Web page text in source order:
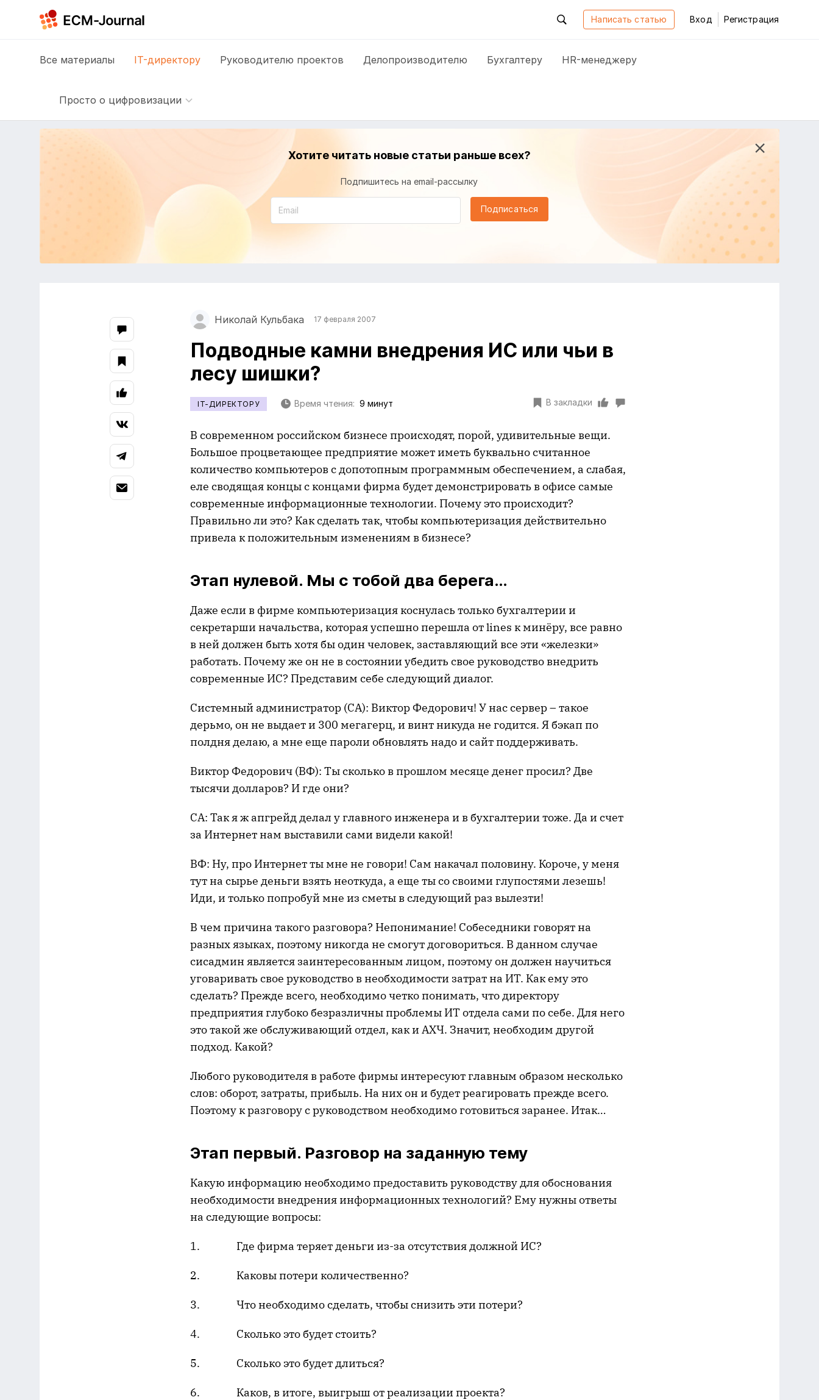
Написать статью Вход Регистрация
Все материалы IT-директору Руководителю проектов Делопроизводителю Бухгалтеру HR-менеджеру
Просто о цифровизации
Хотите читать новые статьи раньше всех?
Подпишитесь на email-рассылку
Подписаться
Николай Кульбака 17 февраля 2007
Подводные камни внедрения ИС или чьи в
лесу шишки?
IT-ДИРЕКТОРУ Время чтения: 9 минут В закладки
В современном российском бизнесе происходят, порой, удивительные вещи.
Большое процветающее предприятие может иметь буквально считанное
количество компьютеров с допотопным программным обеспечением, а слабая,
еле сводящая концы с концами фирма будет демонстрировать в офисе самые
современные информационные технологии. Почему это происходит?
Правильно ли это? Как сделать так, чтобы компьютеризация действительно
привела к положительным изменениям в бизнесе?
Этап нулевой. Мы с тобой два берега…
Даже если в фирме компьютеризация коснулась только бухгалтерии и
секретарши начальства, которая успешно перешла от lines к минёру, все равно
в ней должен быть хотя бы один человек, заставляющий все эти «железки»
работать. Почему же он не в состоянии убедить свое руководство внедрить
современные ИС? Представим себе следующий диалог.
Системный администратор (СА): Виктор Федорович! У нас сервер – такое
дерьмо, он не выдает и 300 мегагерц, и винт никуда не годится. Я бэкап по
полдня делаю, а мне еще пароли обновлять надо и сайт поддерживать.
Виктор Федорович (ВФ): Ты сколько в прошлом месяце денег просил? Две
тысячи долларов? И где они?
СА: Так я ж апгрейд делал у главного инженера и в бухгалтерии тоже. Да и счет
за Интернет нам выставили сами видели какой!
ВФ: Ну, про Интернет ты мне не говори! Сам накачал половину. Короче, у меня
тут на сырье деньги взять неоткуда, а еще ты со своими глупостями лезешь!
Иди, и только попробуй мне из сметы в следующий раз вылезти!
В чем причина такого разговора? Непонимание! Собеседники говорят на
разных языках, поэтому никогда не смогут договориться. В данном случае
сисадмин является заинтересованным лицом, поэтому он должен научиться
уговаривать свое руководство в необходимости затрат на ИТ. Как ему это
сделать? Прежде всего, необходимо четко понимать, что директору
предприятия глубоко безразличны проблемы ИТ отдела сами по себе. Для него
это такой же обслуживающий отдел, как и АХЧ. Значит, необходим другой
подход. Какой?
Любого руководителя в работе фирмы интересуют главным образом несколько
слов: оборот, затраты, прибыль. На них он и будет реагировать прежде всего.
Поэтому к разговору с руководством необходимо готовиться заранее. Итак…
Этап первый. Разговор на заданную тему
Какую информацию необходимо предоставить руководству для обоснования
необходимости внедрения информационных технологий? Ему нужны ответы
на следующие вопросы:
1. Где фирма теряет деньги из-за отсутствия должной ИС?
2. Каковы потери количественно?
3. Что необходимо сделать, чтобы снизить эти потери?
4. Сколько это будет стоить?
5. Сколько это будет длиться?
6. Каков, в итоге, выигрыш от реализации проекта?